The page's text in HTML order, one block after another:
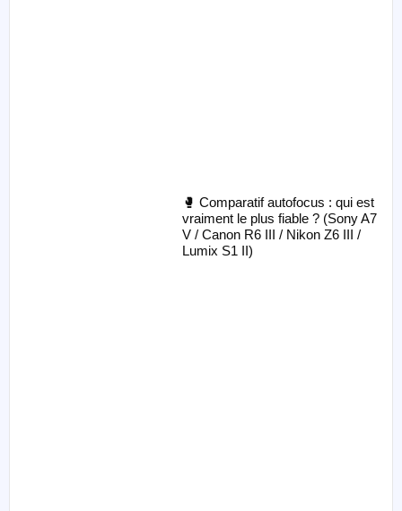
🥊 Comparatif autofocus : qui est
vraiment le plus fiable ? (Sony A7
V / Canon R6 III / Nikon Z6 III /
Lumix S1 II)